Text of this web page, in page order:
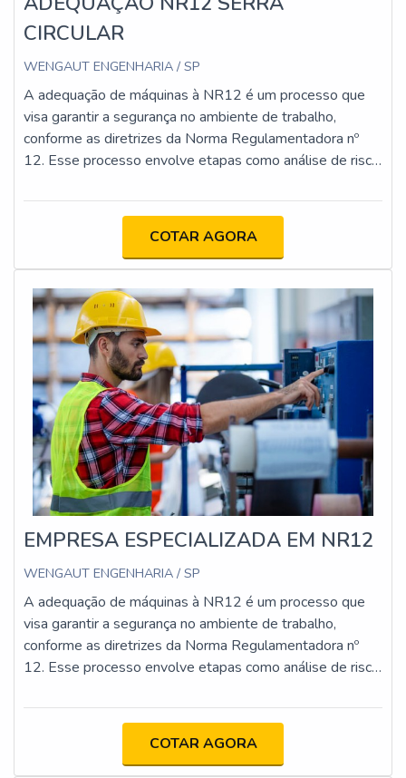
CIRCULAR
WENGAUT ENGENHARIA / SP
A adequação de máquinas à NR12 é um processo que
visa garantir a segurança no ambiente de trabalho,
conforme as diretrizes da Norma Regulamentadora nº
12. Esse processo envolve etapas como análise de risco,
segurança, atualização da documentação técnica e
riscos de acidentes e assegurar que as máquinas
estejam em conformidade com os requisitos legais e
técnicos.
COTAR AGORA
EMPRESA ESPECIALIZADA EM NR12
WENGAUT ENGENHARIA / SP
A adequação de máquinas à NR12 é um processo que
visa garantir a segurança no ambiente de trabalho,
conforme as diretrizes da Norma Regulamentadora nº
12. Esse processo envolve etapas como análise de risco,
segurança, atualização da documentação técnica e
riscos de acidentes e assegurar que as máquinas
COTAR AGORA